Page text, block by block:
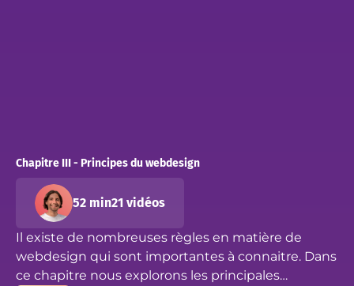
Chapitre III - Principes du webdesign
52 min21 vidéos
Il existe de nombreuses règles en matière de
webdesign qui sont importantes à connaitre. Dans
ce chapitre nous explorons les principales